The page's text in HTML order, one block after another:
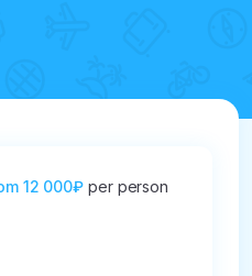
12 000₽ per person